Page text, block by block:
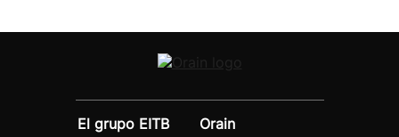
El grupo EITB
Orain